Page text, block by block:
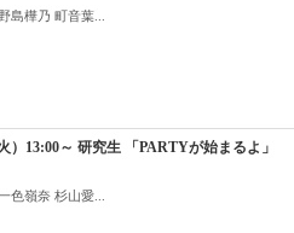
島樺乃 町音葉...
）13:00～ 研究生 「PARTYが始まるよ」
色嶺奈 杉山愛...